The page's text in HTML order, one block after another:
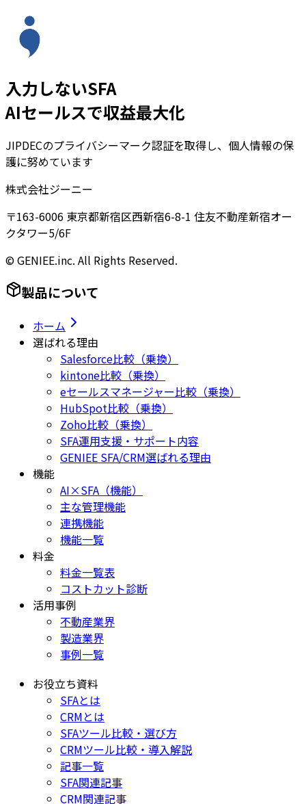
入力しないSFA
AIセールスで収益最大化
JIPDECのプライバシーマーク認証を取得し、個人情報の保
護に努めています
株式会社ジーニー
〒163-6006 東京都新宿区西新宿6-8-1 住友不動産新宿オー
クタワー5/6F
© GENIEE.inc. All Rights Reserved.
製品について
ホーム
選ばれる理由
Salesforce比較（乗換）
kintone比較（乗換）
eセールスマネージャー比較（乗換）
HubSpot比較（乗換）
Zoho比較（乗換）
SFA運用支援・サポート内容
GENIEE SFA/CRM選ばれる理由
機能
AI×SFA（機能）
主な管理機能
連携機能
機能一覧
料金
料金一覧表
コストカット診断
活用事例
不動産業界
製造業界
事例一覧
お役立ち資料
SFAとは
CRMとは
SFAツール比較・選び方
CRMツール比較・導入解説
記事一覧
SFA関連記事
CRM関連記事